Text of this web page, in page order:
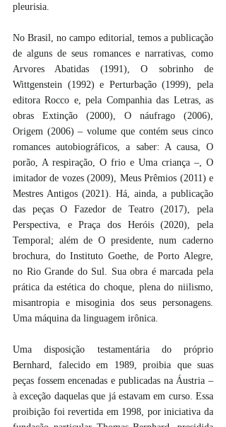
pleurisia.
No Brasil, no campo editorial, temos a publicação
de alguns de seus romances e narrativas, como
Arvores Abatidas (1991), O sobrinho de
Wittgenstein (1992) e Perturbação (1999), pela
editora Rocco e, pela Companhia das Letras, as
obras Extinção (2000), O náufrago (2006),
Origem (2006) – volume que contém seus cinco
romances autobiográficos, a saber: A causa, O
porão, A respiração, O frio e Uma criança –, O
imitador de vozes (2009), Meus Prêmios (2011) e
Mestres Antigos (2021). Há, ainda, a publicação
das peças O Fazedor de Teatro (2017), pela
Perspectiva, e Praça dos Heróis (2020), pela
Temporal; além de O presidente, num caderno
brochura, do Instituto Goethe, de Porto Alegre,
no Rio Grande do Sul. Sua obra é marcada pela
prática da estética do choque, plena do niilismo,
misantropia e misoginia dos seus personagens.
Uma máquina da linguagem irônica.
Uma disposição testamentária do próprio
Bernhard, falecido em 1989, proibia que suas
peças fossem encenadas e publicadas na Áustria –
à exceção daquelas que já estavam em curso. Essa
proibição foi revertida em 1998, por iniciativa da